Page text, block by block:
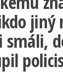
jiný
smáli,